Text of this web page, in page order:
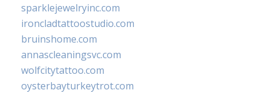
sparklejewelryinc.com
ironcladtattoostudio.com
bruinshome.com
annascleaningsvc.com
wolfcitytattoo.com
oysterbayturkeytrot.com